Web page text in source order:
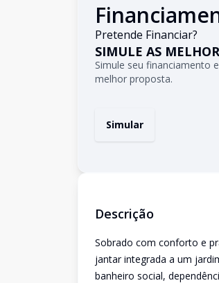
Pretende Financiar?
SIMULE AS
Simule seu financiamento
melhor proposta.
Simular
Descrição
Sobrado com conforto e
jantar integrada a um
banheiro social,